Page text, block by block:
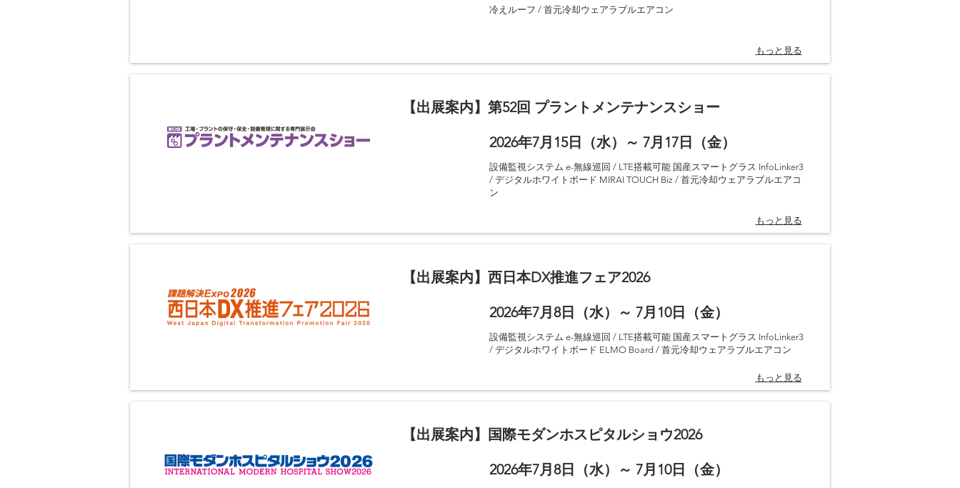
冷えルーフ / 首元冷却ウェアラブルエアコン
もっと見る
【出展案内】第52回 プラントメンテナンスショー
2026年7月15日（水）～ 7月17日（金）
設備監視システム e-無線巡回 / LTE搭載可能 国産スマートグラス InfoLinker3
/ デジタルホワイトボード MIRAI TOUCH Biz / 首元冷却ウェアラブルエアコ
ン
もっと見る
【出展案内】西日本DX推進フェア2026
2026年7月8日（水）～ 7月10日（金）
設備監視システム e-無線巡回 / LTE搭載可能 国産スマートグラス InfoLinker3
/ デジタルホワイトボード ELMO Board / 首元冷却ウェアラブルエアコン
もっと見る
【出展案内】国際モダンホスピタルショウ2026
2026年7月8日（水）～ 7月10日（金）